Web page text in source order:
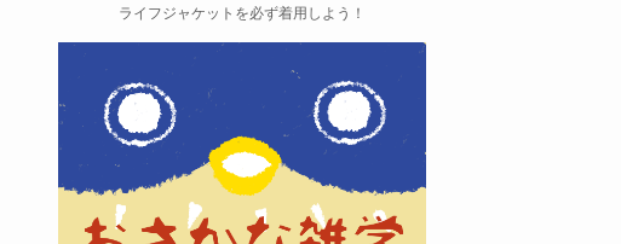
ライフジャケットを必ず着用しよう！